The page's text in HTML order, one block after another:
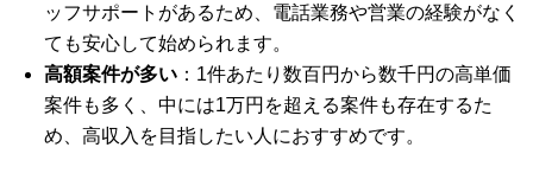
ッフサポートがあるため、電話業務や営業の経験がなく
ても安心して始められます​​​​。
高額案件が多い ：1件あたり数百円から数千円の高単価
案件も多く、中には1万円を超える案件も存在するた
め、高収入を目指したい人におすすめです​​。